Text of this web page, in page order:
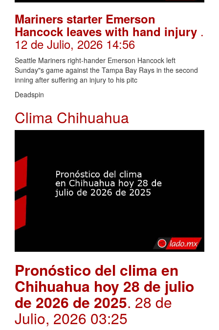
Mariners starter Emerson
Hancock leaves with hand injury .
12 de Julio, 2026 14:56
Seattle Mariners right-hander Emerson Hancock left
Sunday"s game against the Tampa Bay Rays in the second
inning after suffering an injury to his pitc
Deadspin
Clima Chihuahua
Pronóstico del clima en
Chihuahua hoy 28 de julio
de 2026 de 2025. 28 de
Julio, 2026 03:25